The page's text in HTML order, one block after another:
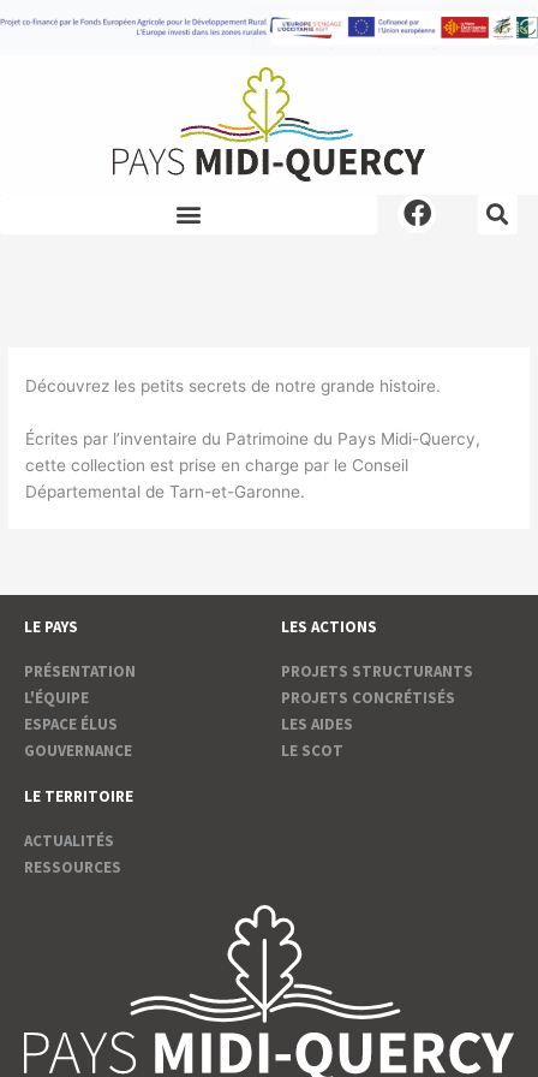
F
a
o
k
Découvrez les petits secrets de notre grande histoire.
Écrites par l’inventaire du Patrimoine du Pays Midi-Quercy,
cette collection est prise en charge par le Conseil
Départemental de Tarn-et-Garonne.
LE PAYS
PRÉSENTATION
L'ÉQUIPE
ESPACE ÉLUS
GOUVERNANCE
LES ACTIONS
PROJETS STRUCTURANTS
PROJETS CONCRÉTISÉS
LES AIDES
LE SCOT
LE TERRITOIRE
ACTUALITÉS
RESSOURCES